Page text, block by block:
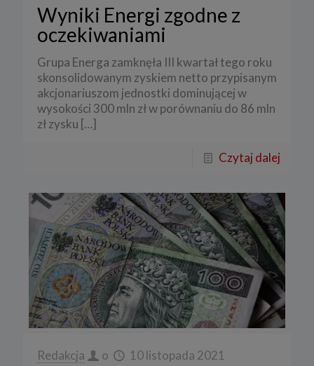
Wyniki Energi zgodne z
oczekiwaniami
Grupa Energa zamknęła III kwartał tego roku
skonsolidowanym zyskiem netto przypisanym
akcjonariuszom jednostki dominującej w
wysokości 300 mln zł w porównaniu do 86 mln
zł zysku […]
Czytaj dalej
Redakcja o 10 listopada 2021